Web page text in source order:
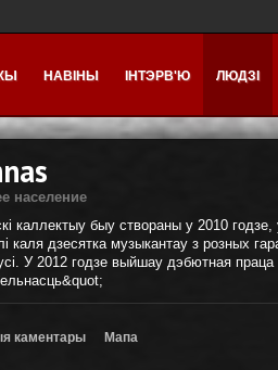
НАВІНЫ ІНТЭРВ'Ю ЛЮДЗІ
население
каллектыу быу створаны у 2010 годзе,
каля дзесятка музыкантау з розных
У 2012 годзе выйшау дэбютная
каментары Мапа